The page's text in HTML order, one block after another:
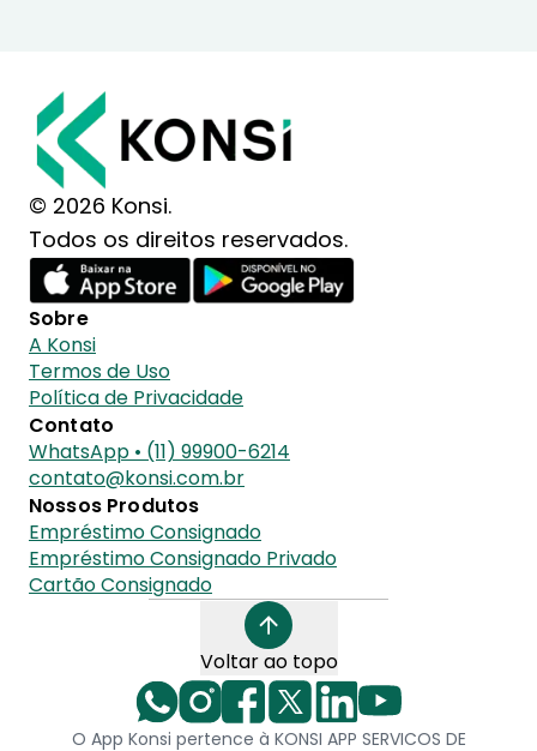
© 2026 Konsi.
Todos os direitos reservados.
Sobre
A Konsi
Termos de Uso
Política de Privacidade
Contato
WhatsApp • (11) 99900-6214
contato@konsi.com.br
Nossos Produtos
Empréstimo Consignado
Empréstimo Consignado Privado
Cartão Consignado
Voltar ao topo
O App Konsi pertence à KONSI APP SERVICOS DE